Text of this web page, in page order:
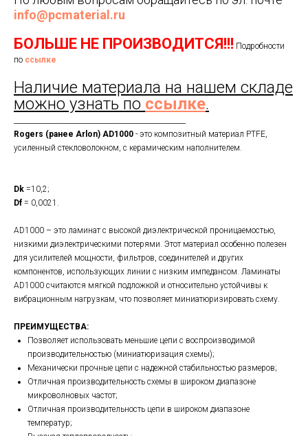
info@pcmaterial.ru
БОЛЬШЕ НЕ ПРОИЗВОДИТСЯ!!! Подробности
по ссылке
Наличие материала на нашем складе
можно узнать по ссылке.
Rogers (ранее Arlon) AD1000 - это композитный материал PTFE,
усиленный стекловолокном, с керамическим наполнителем.
Dk =10,2;
Df = 0,0021.
AD1000 – это ламинат с высокой диэлектрической проницаемостью,
низкими диэлектрическими потерями. Этот материал особенно полезен
для усилителей мощности, фильтров, соединителей и других
компонентов, использующих линии с низким импедансом. Ламинаты
AD1000 считаются мягкой подложкой и относительно устойчивы к
вибрационным нагрузкам, что позволяет миниатюризировать схему.
ПРЕИМУЩЕСТВА:
Позволяет использовать меньшие цепи с воспроизводимой
производительностью (миниатюризация схемы);
Механически прочные цепи с надежной стабильностью размеров;
Отличная производительность схемы в широком диапазоне
микроволновых частот;
Отличная производительность цепи в широком диапазоне
температур;